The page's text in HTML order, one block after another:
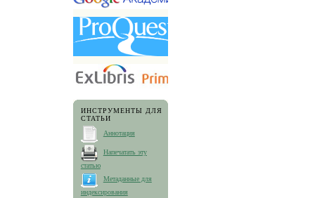
ИНСТРУМЕНТЫ ДЛЯ
СТАТЬИ
Аннотация
Напечатать эту
статью
Метаданные для
индексирования